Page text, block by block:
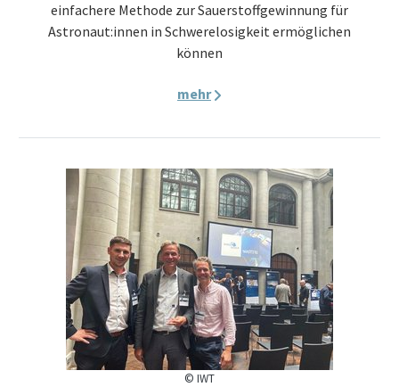
einfachere Methode zur Sauerstoffgewinnung für
Astronaut:innen in Schwerelosigkeit ermöglichen
können
mehr
© IWT